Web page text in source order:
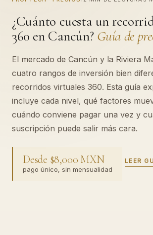
¿Cuánto cuesta un
360 en Cancún? Guía de
El mercado de Cancún y la Riviera
cuatro rangos de inversión bien
recorridos virtuales 360. Esta guía
incluye cada nivel, qué factores
cuándo conviene pagar una vez y
suscripción puede salir más cara.
Desde $8,000 MXN
pago único, sin mensualidad
LEER